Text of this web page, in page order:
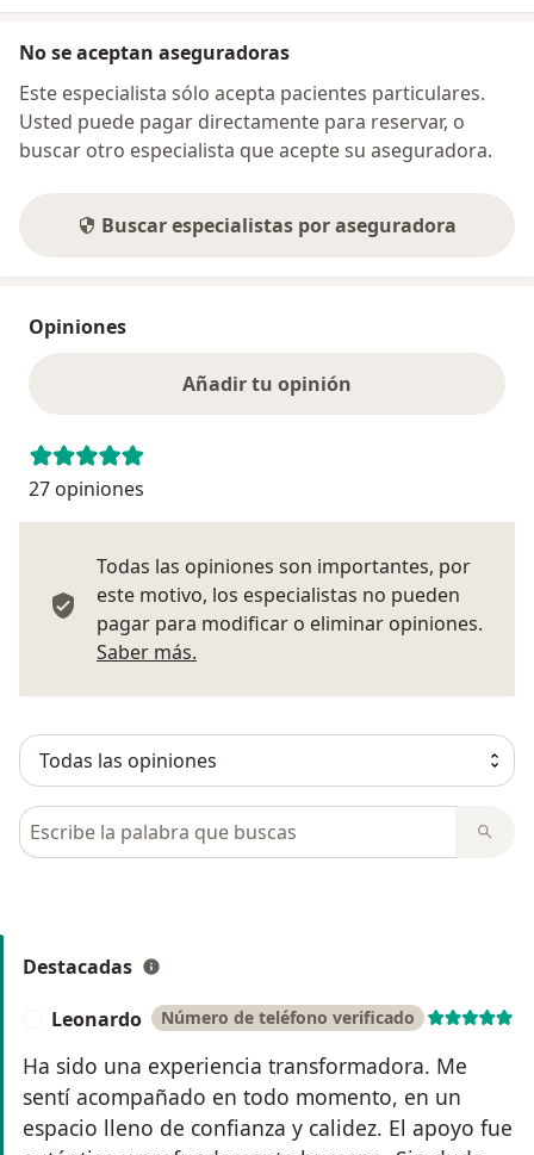
No se aceptan aseguradoras
Este especialista sólo acepta pacientes particulares.
Usted puede pagar directamente para reservar, o
buscar otro especialista que acepte su aseguradora.
Buscar especialistas por aseguradora
Opiniones
Añadir tu opinión
27 opiniones
Todas las opiniones son importantes, por
este motivo, los especialistas no pueden
pagar para modificar o eliminar opiniones.
Saber más.
Busca en opiniones
Destacadas
Leonardo Número de teléfono verificado
Ha sido una experiencia transformadora. Me
sentí acompañado en todo momento, en un
espacio lleno de confianza y calidez. El apoyo fue